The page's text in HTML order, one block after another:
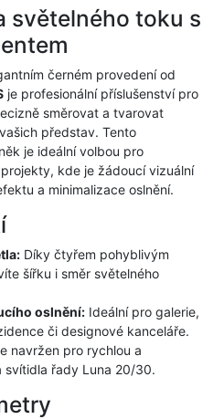
světelného toku s
černém provedení od
je profesionální příslušenství pro
směrovat a tvarovat
představ. Tento
je ideální volbou pro
kde je žádoucí vizuální
a minimalizace oslnění.
Díky čtyřem pohyblivým
šířku i směr světelného
oslnění: Ideální pro galerie,
či designové kanceláře.
navržen pro rychlou a
svítidla řady Luna 20/30.